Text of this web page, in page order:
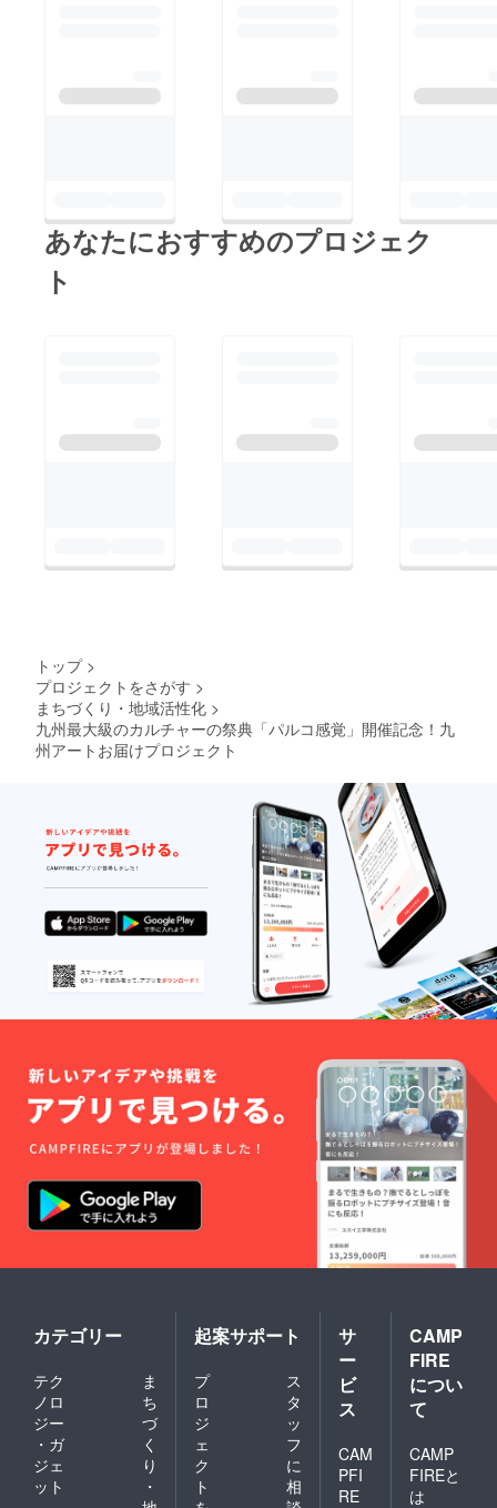
あなたにおすすめのプロジェク
ト
トップ >
プロジェクトをさがす >
まちづくり・地域活性化 >
九州最大級のカルチャーの祭典「パルコ感覚」開催記念！九
州アートお届けプロジェクト
カテゴリー
テク
ノロ
ジー
・ガ
ジェ
ット
ま
ち
づ
く
り
・
起案サポート
プ
ロ
ジ
ェ
ク
ト
ス
タ
ッ
フ
に
相
サ
ー
ビ
ス
CAM
PFI
RE
CAMP
FIRE
につい
て
CAMP
FIREと
は